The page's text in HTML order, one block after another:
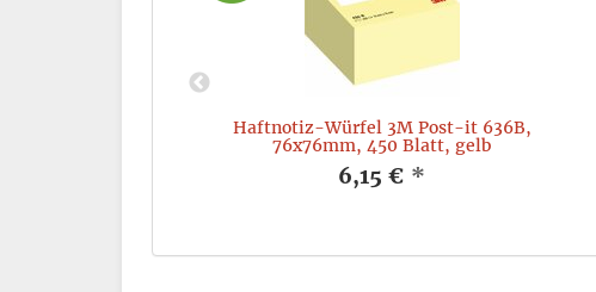
Haftnotiz-Würfel 3M Post-it 636B,
76x76mm, 450 Blatt, gelb
6,15 € *